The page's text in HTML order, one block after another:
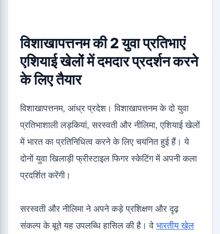
विशाखापत्तनम की 2 युवा प्रतिभाएं
एशियाई खेलों में दमदार प्रदर्शन करने
के लिए तैयार
विशाखापत्तनम, आंध्र प्रदेश। विशाखापत्तनम के दो युवा
प्रतिभाशाली लड़कियां, सरस्वती और नीलिमा, एशियाई खेलों
में भारत का प्रतिनिधित्व करने के लिए चयनित हुई हैं। ये
दोनों युवा खिलाड़ी फ्रीस्टाइल फिगर स्केटिंग में अपनी कला
प्रदर्शित करेंगी।
सरस्वती और नीलिमा ने अपने कड़े प्रशिक्षण और दृढ़
संकल्प के बूते यह उपलब्धि हासिल की है। वे भारतीय खेल